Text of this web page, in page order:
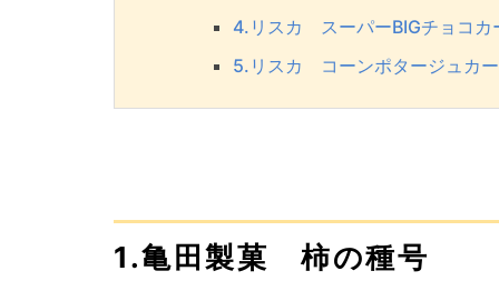
4.リスカ スーパーBIGチョコカ
5.リスカ コーンポタージュカー
1.亀田製菓 柿の種号